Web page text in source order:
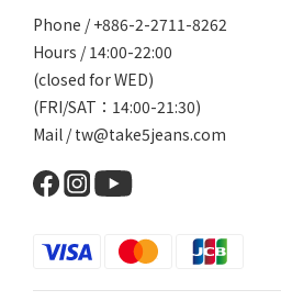
Phone / +886-2-2711-8262
Hours / 14:00-22:00
(closed for WED)
(FRI/SAT：14:00-21:30)
Mail / tw@take5jeans.com